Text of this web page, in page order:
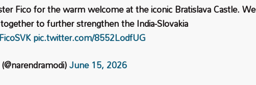
Fico for the warm welcome at the iconic Bratislava Castle. We
to further strengthen the India-Slovakia
pic.twitter.com/8552LodfUG
June 15, 2026